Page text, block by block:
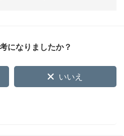
になりましたか？
いいえ